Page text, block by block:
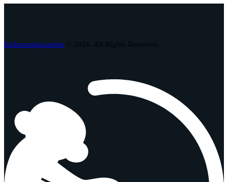
Købmandsgaarden © 2026. All Rights Reserved.